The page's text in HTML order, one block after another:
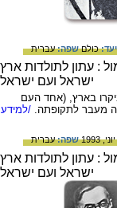
כולםשפה:עברית
בארץ, (אחד העם
מעבר לתקופתה. /למידע
יוני, 1993 שפה:עברית